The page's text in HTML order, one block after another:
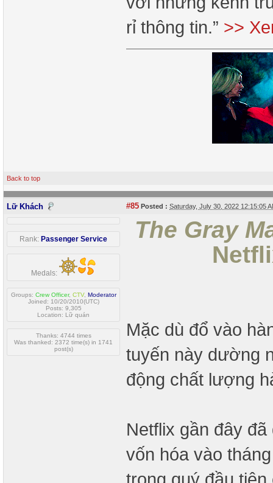
rỉ thông tin.” >>
Back to top
Lữ Khách #85 Posted : Saturday, July 30, 2022 12:15:05
Rank: Passenger Service
Medals:
Groups: Crew Officer, CTV, Moderator
Joined: 10/20/2010(UTC)
Posts: 9,305
Location: Lữ quán
Thanks: 4744 times
Was thanked: 2372 time(s) in 1741
post(s)
The Gray
Mặc dù đổ vào
tuyến này dường
động chất lượng
Netflix gần đây
vốn hóa vào